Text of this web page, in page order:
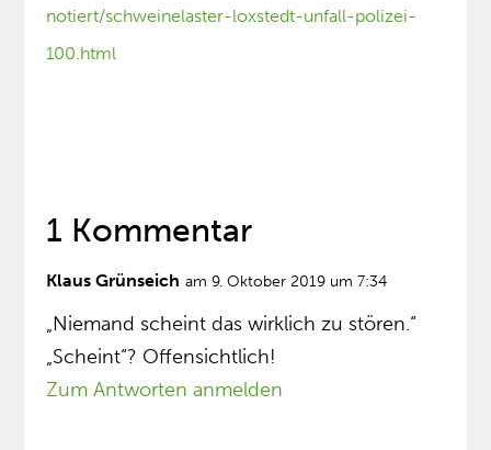
notiert/schweinelaster-loxstedt-unfall-polizei-
100.html
1 Kommentar
Klaus Grünseich am 9. Oktober 2019 um 7:34
„Niemand scheint das wirklich zu stören.“
„Scheint“? Offensichtlich!
Zum Antworten anmelden